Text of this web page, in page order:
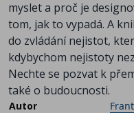
myslet a proč je
tom, jak to vypadá. A
do zvládání nejistot,
kdybychom nejistoty
Nechte se pozvat k
také o budoucnosti.
Autor